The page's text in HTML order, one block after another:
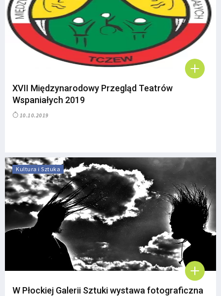
XVII Międzynarodowy Przegląd Teatrów
Wspaniałych 2019
10.10.2019
Kultura i Sztuka
W Płockiej Galerii Sztuki wystawa fotograficzna